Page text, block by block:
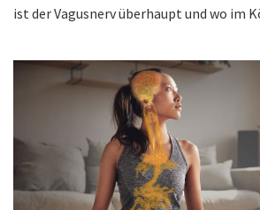
ist der Vagusnerv überhaupt und wo im